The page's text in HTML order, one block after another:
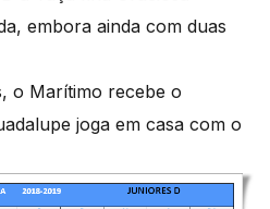
embora ainda com duas
o Marítimo recebe o
joga em casa com o